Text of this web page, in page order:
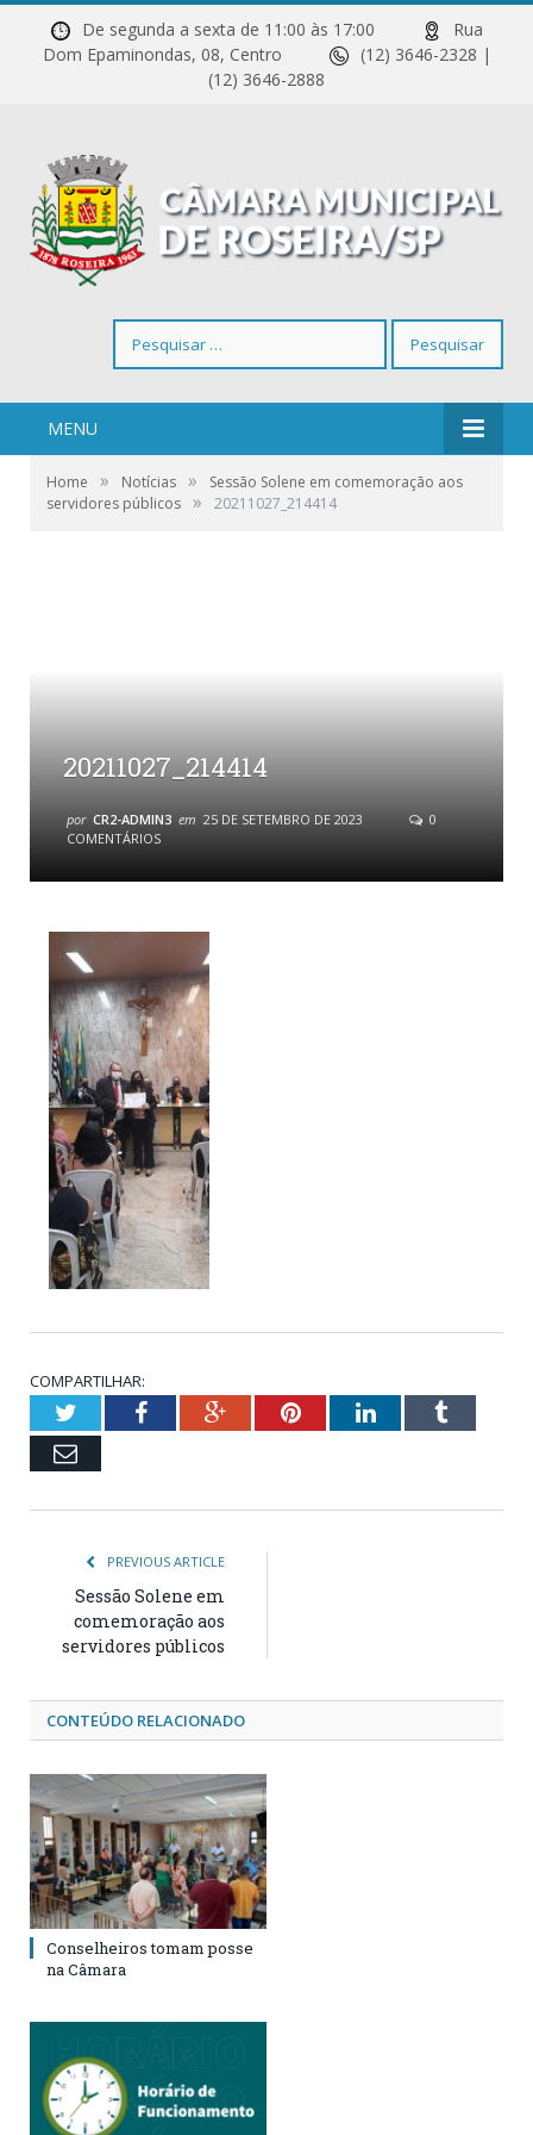
De segunda a sexta de 11:00 às 17:00
Rua
Dom Epaminondas, 08, Centro
(12) 3646-2328 |
(12) 3646-2888
por:
MENU
Home » Notícias »
Sessão Solene em comemoração aos
servidores públicos » 20211027_214414
20211027_214414
por CR2-ADMIN3 em 25 DE SETEMBRO DE 2023
0
COMENTÁRIOS
COMPARTILHAR:
TwitterFacebookGoogle+PinterestLinkedInTumblr
Email
PREVIOUS ARTICLE
Sessão Solene em
comemoração aos
servidores públicos
CONTEÚDO RELACIONADO
Conselheiros tomam posse
na Câmara